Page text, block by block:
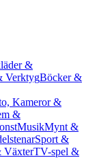
&
VerktygBöcker &
Kameror &
&
MusikMynt &
Sport &
VäxterTV-spel &